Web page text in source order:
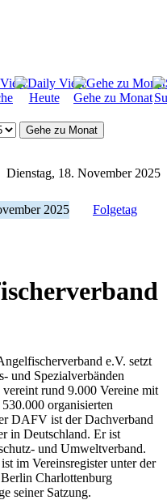
Heute Gehe zu Monat
Gehe zu Monat
Dienstag, 18. November 2025
2025 Folgetag
e.V. setzt
und Spezialverbänden
vereint rund 9.000 Vereine mit
organisierten
DAFV ist der Dachverband
in Deutschland. Er ist
und Umweltverband.
im Vereinsregister unter der
Charlottenburg
seiner Satzung.